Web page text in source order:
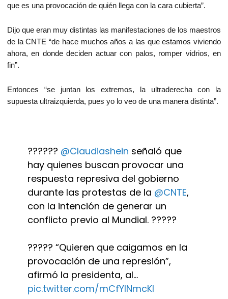
que es una provocación de quién llega con la cara cubierta”.
Dijo que eran muy distintas las manifestaciones de los maestros
de la CNTE “de hace muchos años a las que estamos viviendo
ahora, en donde deciden actuar con palos, romper vidrios, en
fin”.
Entonces “se juntan los extremos, la ultraderecha con la
supuesta ultraizquierda, pues yo lo veo de una manera distinta”.
?????? @Claudiashein señaló que
hay quienes buscan provocar una
respuesta represiva del gobierno
durante las protestas de la @CNTE,
con la intención de generar un
conflicto previo al Mundial. ?????
????? “Quieren que caigamos en la
provocación de una represión”,
afirmó la presidenta, al…
pic.twitter.com/mCfYINmcKI